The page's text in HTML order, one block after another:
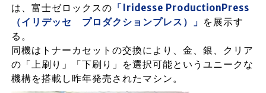
は、富士ゼロックスの 「Iridesse ProductionPress
（イリデッセ プロダクションプレス）」 を展示す
る。
同機はトナーカセットの交換により、金、銀、クリア
の「上刷り」「下刷り」を選択可能というユニークな
機構を搭載し昨年発売されたマシン。